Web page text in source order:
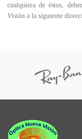
cualquiera de éstos,
Visión a la siguiente